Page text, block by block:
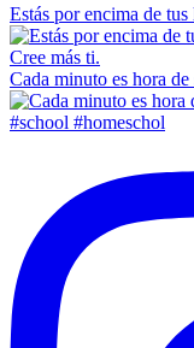
Estás por encima de
Cada minuto es hora